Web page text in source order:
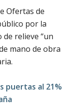
Ofertas de
por la
de relieve “un
mano de obra
puertas al 21%